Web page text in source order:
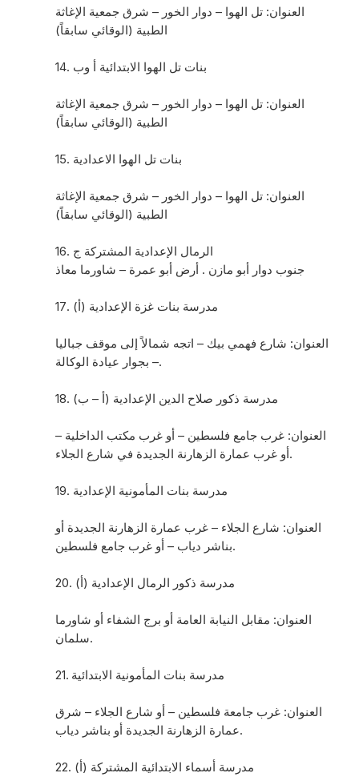
العنوان: تل الهوا – دوار الخور – شرق جمعية الإغاثة
الطبية (الوقائي سابقاً)
14. بنات تل الهوا الابتدائية أ وب
العنوان: تل الهوا – دوار الخور – شرق جمعية الإغاثة
الطبية (الوقائي سابقاً)
15. بنات تل الهوا الاعدادية
العنوان: تل الهوا – دوار الخور – شرق جمعية الإغاثة
الطبية (الوقائي سابقاً)
16. الرمال الإعدادية المشتركة ج
جنوب دوار أبو مازن . أرض أبو عمرة – شاورما معاذ
17. مدرسة بنات غزة الإعدادية (أ)
العنوان: شارع فهمي بيك – اتجه شمالاً إلى موقف جباليا
– بجوار عيادة الوكالة.
18. مدرسة ذكور صلاح الدين الإعدادية (أ – ب)
العنوان: غرب جامع فلسطين – أو غرب مكتب الداخلية –
أو غرب عمارة الزهارنة الجديدة في شارع الجلاء.
19. مدرسة بنات المأمونية الإعدادية
العنوان: شارع الجلاء – غرب عمارة الزهارنة الجديدة أو
بناشر دياب – أو غرب جامع فلسطين.
20. مدرسة ذكور الرمال الإعدادية (أ)
العنوان: مقابل النيابة العامة أو برج الشفاء أو شاورما
سلمان.
21. مدرسة بنات المأمونية الابتدائية
العنوان: غرب جامعة فلسطين – أو شارع الجلاء – شرق
عمارة الزهارنة الجديدة أو بناشر دياب.
22. مدرسة أسماء الابتدائية المشتركة (أ)